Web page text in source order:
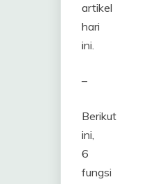
artikel
hari
ini.
–
Berikut
ini,
6
fungsi